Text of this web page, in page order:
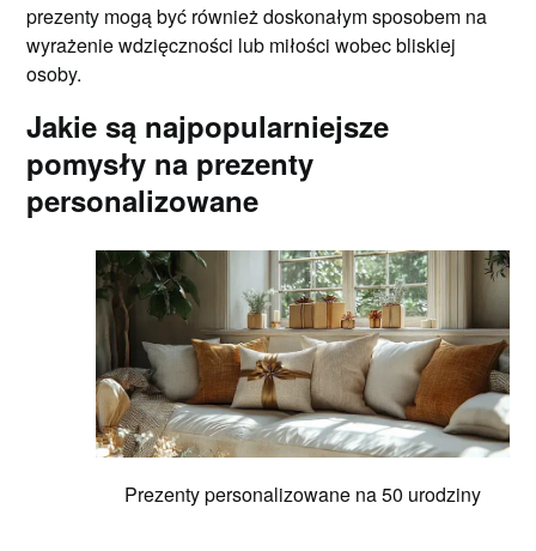
prezenty mogą być również doskonałym sposobem na
wyrażenie wdzięczności lub miłości wobec bliskiej
osoby.
Jakie są najpopularniejsze
pomysły na prezenty
personalizowane
Prezenty personalizowane na 50 urodziny